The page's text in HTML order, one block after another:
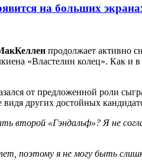
на больших
продолжает активно
«Властелин колец». Как и
от предложенной роли
видя других достойных
второй «Гэндальф»? Я не
поэтому я не могу быть